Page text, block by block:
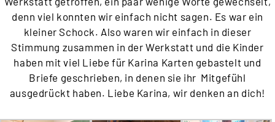
denn viel konnten wir einfach nicht sagen. Es war ein
kleiner Schock. Also waren wir einfach in dieser
Stimmung zusammen in der Werkstatt und die Kinder
haben mit viel Liebe für Karina Karten gebastelt und
Briefe geschrieben, in denen sie ihr Mitgefühl
ausgedrückt haben. Liebe Karina, wir denken an dich!